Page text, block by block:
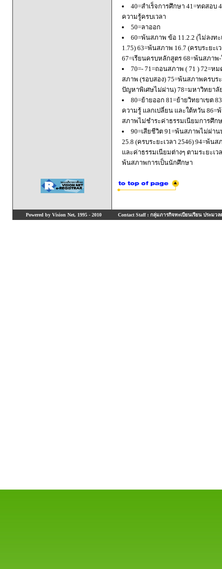
40=สำเร็จการศึกษา 41=ทดสอบ
ความรู้ครบเวลา
50=ลาออก
60=พ้นสภาพ ข้อ 11.2.2 (ไม่ลงท
1.75) 63=พ้นสภาพ 16.7 (ครบระยะ
67=เรียนครบหลักสูตร 68=พ้นสภา
70=- 71=ถอนสภาพ ( 71 ) 72=
สภาพ (รอบสอง) 75=พ้นสภาพครบ
ปัญหาพิเศษไม่ผ่าน) 78=มหาวิทยา
80=ย้ายออก 81=ย้ายวิทยาเขต
ความรู้ แลกเปลี่ยน และใต้หวัน
สภาพไม่ชำระค่าธรรมเนียมการศึก
90=เสียชีวิต 91=พ้นสภาพไม่ผ่า
25.8 (ครบระยะเวลา 2546) 94=พ้
และค่าธรรมเนียมต่างๆ ตามระยะเ
พ้นสภาพการเป็นนักศึกษา
Powered by Vision Net, 1995 - 2010 Contact Staff : กลุ่มภารกิจทะเบียนเรียน ประมวล